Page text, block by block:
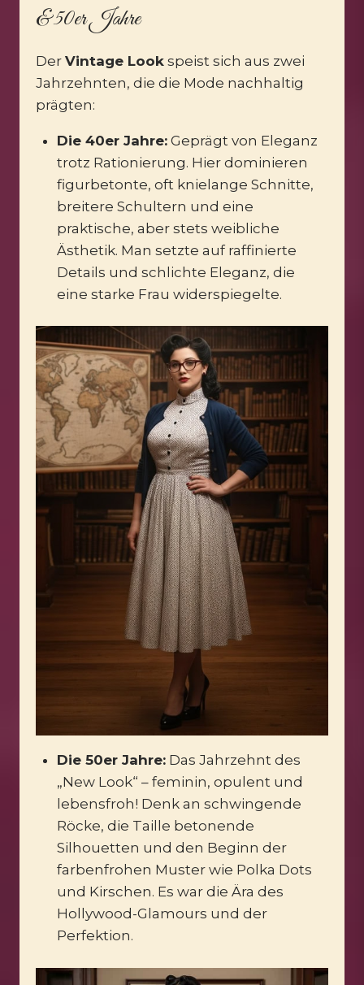
& 50er Jahre
Der Vintage Look speist sich aus zwei
Jahrzehnten, die die Mode nachhaltig
prägten:
Die 40er Jahre:Geprägt von Eleganz
trotz Rationierung. Hier dominieren
figurbetonte, oft knielange Schnitte,
breitere Schultern und eine
praktische, aber stets weibliche
Ästhetik. Man setzte auf raffinierte
Details und schlichte Eleganz, die
eine starke Frau widerspiegelte.
Die 50er Jahre:Das Jahrzehnt des
„New Look“ – feminin, opulent und
lebensfroh! Denk an schwingende
Röcke, die Taille betonende
Silhouetten und den Beginn der
farbenfrohen Muster wie Polka Dots
und Kirschen. Es war die Ära des
Hollywood-Glamours und der
Perfektion.